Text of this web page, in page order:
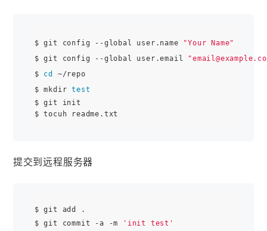
$ git config --global user.name "Your Name"
$ git config --global user.email
$ cd
~/repo
$ mkdir test
$ git init
提交到远程服务器
$ git add .
$ git commit -a -m
'init test'